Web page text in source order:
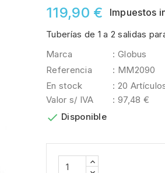
119,90 € Impuestos
Tuberías de 1 a 2 salidas
Marca
: Globus
Referencia
: MM2090
En stock
: 20
Valor s/ IVA
: 97,48 €
 Disponible